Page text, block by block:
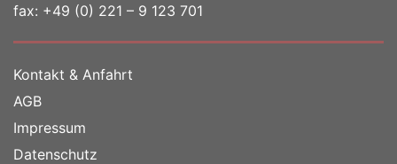
fax: +49 (0) 221 – 9 123 701
Kontakt & Anfahrt
AGB
Impressum
Datenschutz